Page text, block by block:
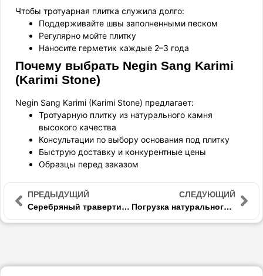
Чтобы тротуарная плитка служила долго:
Поддерживайте швы заполненными песком
Регулярно мойте плитку
Наносите герметик каждые 2–3 года
Почему выбрать Negin Sang Karimi
(Karimi Stone)
Negin Sang Karimi (Karimi Stone) предлагает:
Тротуарную плитку из натурального камня
высокого качества
Консультации по выбору основания под плитку
Быструю доставку и конкурентные цены
Образцы перед заказом
ПРЕДЫДУЩИЙ
Серебряный травертин – Натуральный камень для фасадов и интерьеров
СЛЕДУЮЩИЙ
Погрузка натурального камня: деревянные поддоны, упаковка камня, защита